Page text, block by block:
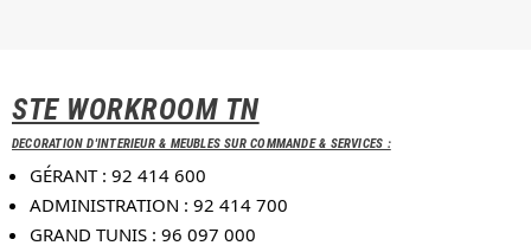
STE WORKROOM TN
DECORATION D'INTERIEUR & MEUBLES SUR COMMANDE & SERVICES :
GÉRANT : 92 414 600
ADMINISTRATION : 92 414 700
GRAND TUNIS : 96 097 000